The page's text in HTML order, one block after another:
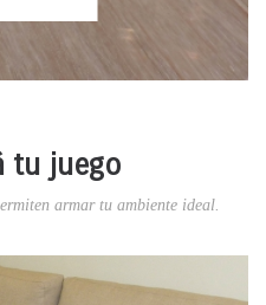
tu juego
armar tu ambiente ideal.